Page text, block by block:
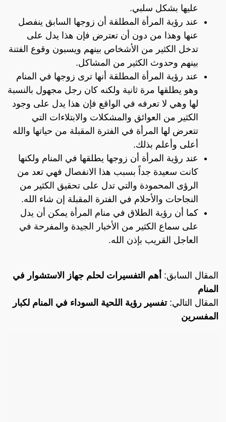
عليها بشكل سلبي.
عند رؤية المرأة المطلقة أن زوجها السابق ينفصل
عنها وهذا من دون أن تعترض فإن هذا يدل على
تدخل الكثير من الأشخاص بينهم ويسبون وقوع الفتنة
بينهم وحدوث الكثير من المشاكل.
عند رؤية المرأة المطلقة أنها ترى زوجها في المنام
وهو يطلقها مرة ثانية ولكنه كان رجل مجهول بالنسبة
لها وهي لا تعرفه في الواقع فإن هذا يدل على وجود
الكثير من العوائق والمشكلات والابتلاءات التي
تتعرض لها المرأة في الفترة المقبلة من حياتها والله
أعلى وأعلم بذلك.
عند رؤية المرأة أن زوجها يطلقها في المنام ولكنها
كانت سعيدة جداً بسبب هذا الانفصال فهي تعد من
الرؤى المحمودة والتي تدل على تحقيق الكثير من
النجاحات والأحلام في الفترة المقبلة إن شاء الله.
كما أن رؤية الطلاق في منام المرأة يمكن أن يدل
على سماع الكثير من الأخبار الجيدة والمفرحة في
العاجل القريب بإذن الله.
المقال السابق: أهم التفسيرات لحلم جهاز الاستشوار في
المنام
المقال التالي:تفسير رؤية اللحية السوداء في المنام لكبار
المفسرين